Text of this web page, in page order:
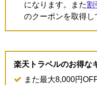
になります。また割
のクーポンを取得し
楽天トラベルのお得な
また最大8,000円